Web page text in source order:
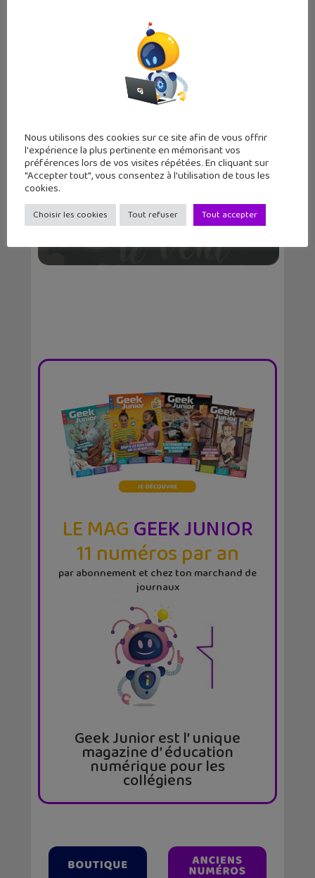
Les sorties geek de l’été à Paris : One
Lecture d’été 2026 #6 : Là où danse le
LE MAGGEEK JUNIOR
11 numéros par an
par abonnement et chez ton marchand de
journaux
Geek Junior est l’ unique
magazine d’ éducation
numérique pour les
collégiens
Nous utilisons des cookies sur ce site afin de vous offrir
l'expérience la plus pertinente en mémorisant vos
préférences lors de vos visites répétées. En cliquant sur
"Accepter tout", vous consentez à l'utilisation de tous les
cookies.
Choisir les cookies Tout refuser Tout accepter